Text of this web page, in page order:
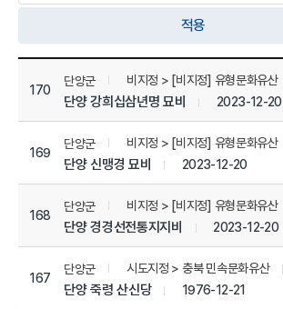
적용
상세정보 관리 목록
170
단양군 비지정 > [비지정] 유형문화유산
단양 강희십삼년명 묘비 2023-12-20
169
단양군 비지정 > [비지정] 유형문화유산
단양 신맹경 묘비 2023-12-20
168
단양군 비지정 > [비지정] 유형문화유산
단양 경경선전통지지비 2023-12-20
167
단양군 시도지정 > 충북 민속문화유산
단양 죽령 산신당 1976-12-21